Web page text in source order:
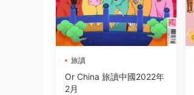
旅讀
Or China 旅讀中國2022年
2月